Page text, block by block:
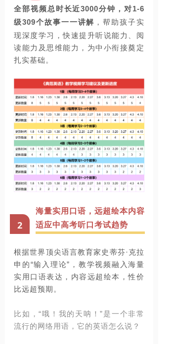
全部视频总 时长近3000分钟 ，对1-6
级309个故事一一讲解 ，帮助孩子实
现深度学习，快速提升听说能力、阅
读能力及思维能力，为中小衔接奠定
扎实基础。
2
海量实用口语，远超绘本内容
适应中高考听口考试趋势
根据世界顶尖语言教育家史蒂芬·克拉
申的“输入理论”，教学视频融入海量
实用口语表达，内容远超绘本，性价
比远超预期。
比如，“哦！我的天呐！”是一个非常
流行的网络用语，它的英语怎么说？